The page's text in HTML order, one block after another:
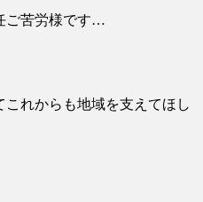
ご苦労様です…
れからも地域を支えてほし